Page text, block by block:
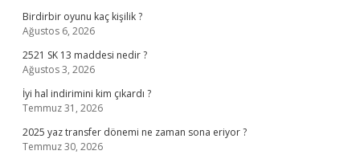
Birdirbir oyunu kaç kişilik ?
Ağustos 6, 2026
2521 SK 13 maddesi nedir ?
Ağustos 3, 2026
İyi hal indirimini kim çıkardı ?
Temmuz 31, 2026
2025 yaz transfer dönemi ne zaman sona eriyor ?
Temmuz 30, 2026